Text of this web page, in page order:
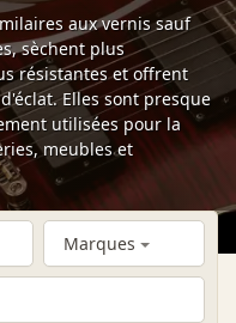
aux vernis sauf
sèchent plus
résistantes et offrent
Elles sont presque
utilisées pour la
meubles et
Marques